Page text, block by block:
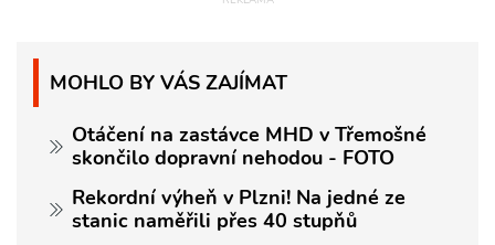
MOHLO BY VÁS ZAJÍMAT
Otáčení na zastávce MHD v Třemošné
skončilo dopravní nehodou - FOTO
Rekordní výheň v Plzni! Na jedné ze
stanic naměřili přes 40 stupňů